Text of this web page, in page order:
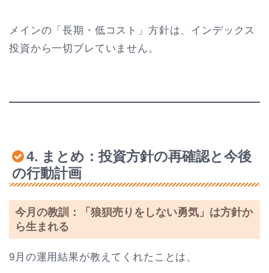
メインの「長期・低コスト」方針は、インデックス
投資から一切ブレていません。
4. まとめ：投資方針の再確認と今後
の行動計画
今月の教訓：「狼狽売りをしない勇気」は方針か
ら生まれる
9月の運用結果が教えてくれたことは、